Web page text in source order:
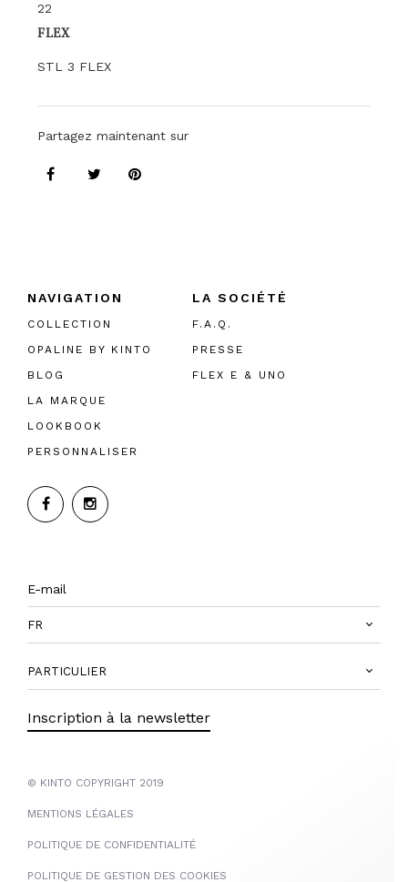
22
FLEX
STL 3 FLEX
Partagez maintenant sur
NAVIGATION
COLLECTION
OPALINE BY KINTO
BLOG
LA MARQUE
LOOKBOOK
PERSONNALISER
LA SOCIÉTÉ
F.A.Q.
PRESSE
FLEX E & UNO
FR
PARTICULIER
Inscription à la newsletter
© KINTO COPYRIGHT 2019
MENTIONS LÉGALES
POLITIQUE DE CONFIDENTIALITÉ
POLITIQUE DE GESTION DES COOKIES